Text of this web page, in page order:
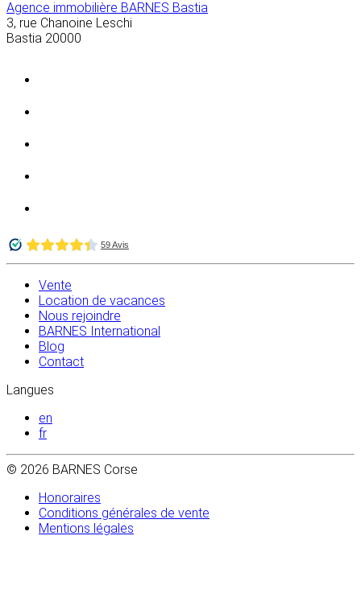
Agence immobilière BARNES Bastia
3, rue Chanoine Leschi
Bastia 20000
Vente
Location de vacances
Nous rejoindre
BARNES International
Blog
Contact
Langues
en
fr
© 2026 BARNES Corse
Honoraires
Conditions générales de vente
Mentions légales